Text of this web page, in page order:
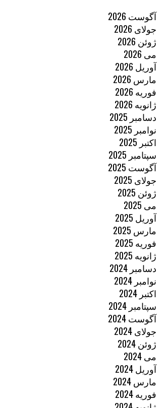
آگوست 2026
جولای 2026
ژوئن 2026
می 2026
آوریل 2026
مارس 2026
فوریه 2026
ژانویه 2026
دسامبر 2025
نوامبر 2025
اکتبر 2025
سپتامبر 2025
آگوست 2025
جولای 2025
ژوئن 2025
می 2025
آوریل 2025
مارس 2025
فوریه 2025
ژانویه 2025
دسامبر 2024
نوامبر 2024
اکتبر 2024
سپتامبر 2024
آگوست 2024
جولای 2024
ژوئن 2024
می 2024
آوریل 2024
مارس 2024
فوریه 2024